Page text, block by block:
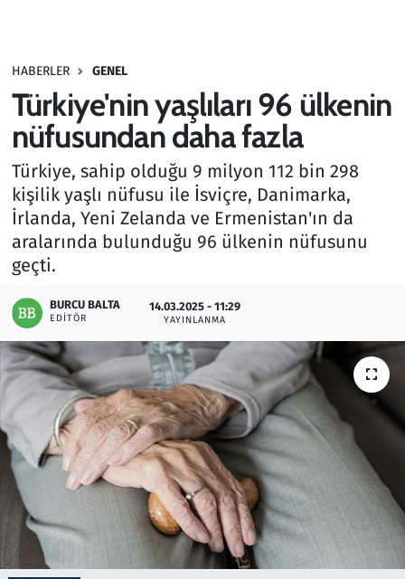
HABERLER GENEL
Türkiye'nin yaşlıları 96 ülkenin
nüfusundan daha fazla
Türkiye, sahip olduğu 9 milyon 112 bin 298
kişilik yaşlı nüfusu ile İsviçre, Danimarka,
İrlanda, Yeni Zelanda ve Ermenistan'ın da
aralarında bulunduğu 96 ülkenin nüfusunu
geçti.
BURCU BALTA
EDITÖR
14.03.2025 - 11:29
YAYINLANMA
Haber
Kültür Sanat
Kurumsal Haberler
Lezzet Durağı
Memur ve Kamu
Otomobil
Oyun
Ramazan
Resmi İlanlar
Rüya Tabirleri
Sağlık